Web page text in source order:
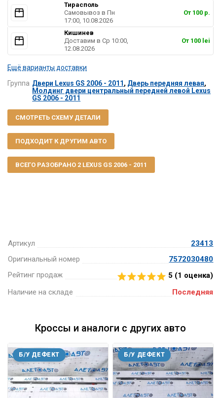
Артикул
23413
Оригинальный номер
7572030480
Рейтинг продаж
5 (1 оценка)
Наличие на складе
Последняя
Тирасполь
Самовывоз в Пн
17:00, 10.08.2026
От 100 р.
Кишинев
Доставим в Ср 10:00,
12.08.2026
От 100 lei
Ещё варианты доставки
Группа Двери Lexus GS 2006 - 2011, Дверь передняя левая,
Молдинг двери центральный передней левой Lexus
GS 2006 - 2011
СМОТРЕТЬ СХЕМУ ДЕТАЛИ
ПОДХОДИТ К ДРУГИМ АВТО
ВСЕГО РАЗОБРАНО 2 LEXUS GS 2006 - 2011
Кроссы и аналоги с других авто
Б/У ДЕФЕКТ Б/У ДЕФЕКТ